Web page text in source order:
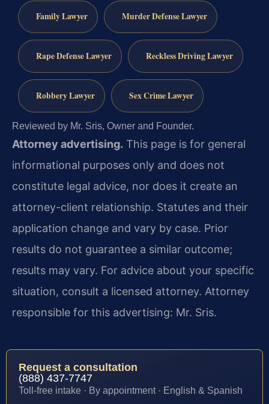
Family Lawyer Murder Defense Lawyer
Rape Defense Lawyer Reckless Driving Lawyer
Robbery Lawyer Sex Crime Lawyer
Reviewed by Mr. Sris, Owner and Founder.
Attorney advertising. This page is for general
informational purposes only and does not
constitute legal advice, nor does it create an
attorney-client relationship. Statutes and their
application change and vary by case. Prior
results do not guarantee a similar outcome;
results may vary. For advice about your specific
situation, consult a licensed attorney. Attorney
responsible for this advertising: Mr. Sris.
Request a consultation
(888) 437-7747
Toll-free intake · By appointment · English & Spanish